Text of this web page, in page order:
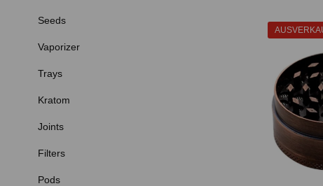
Seeds
Vaporizer
Trays
Kratom
Joints
Filters
Pods